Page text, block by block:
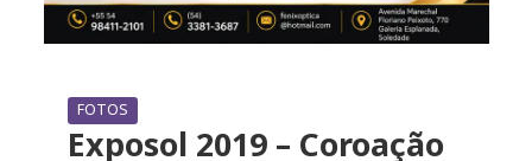
FOTOS
Exposol 2019 – Coroação